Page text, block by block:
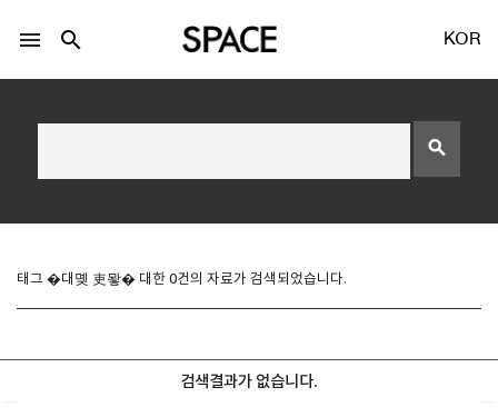
Twitter 로그인
menu search KOR
search
태그 �대몢 吏뫟� 대한 0건의 자료가 검색되었습니다.
검색결과가 없습니다.